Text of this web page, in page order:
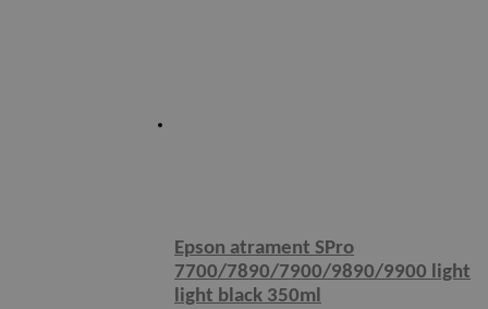
Epson atrament SPro
7700/7890/7900/9890/9900 light
light black 350ml